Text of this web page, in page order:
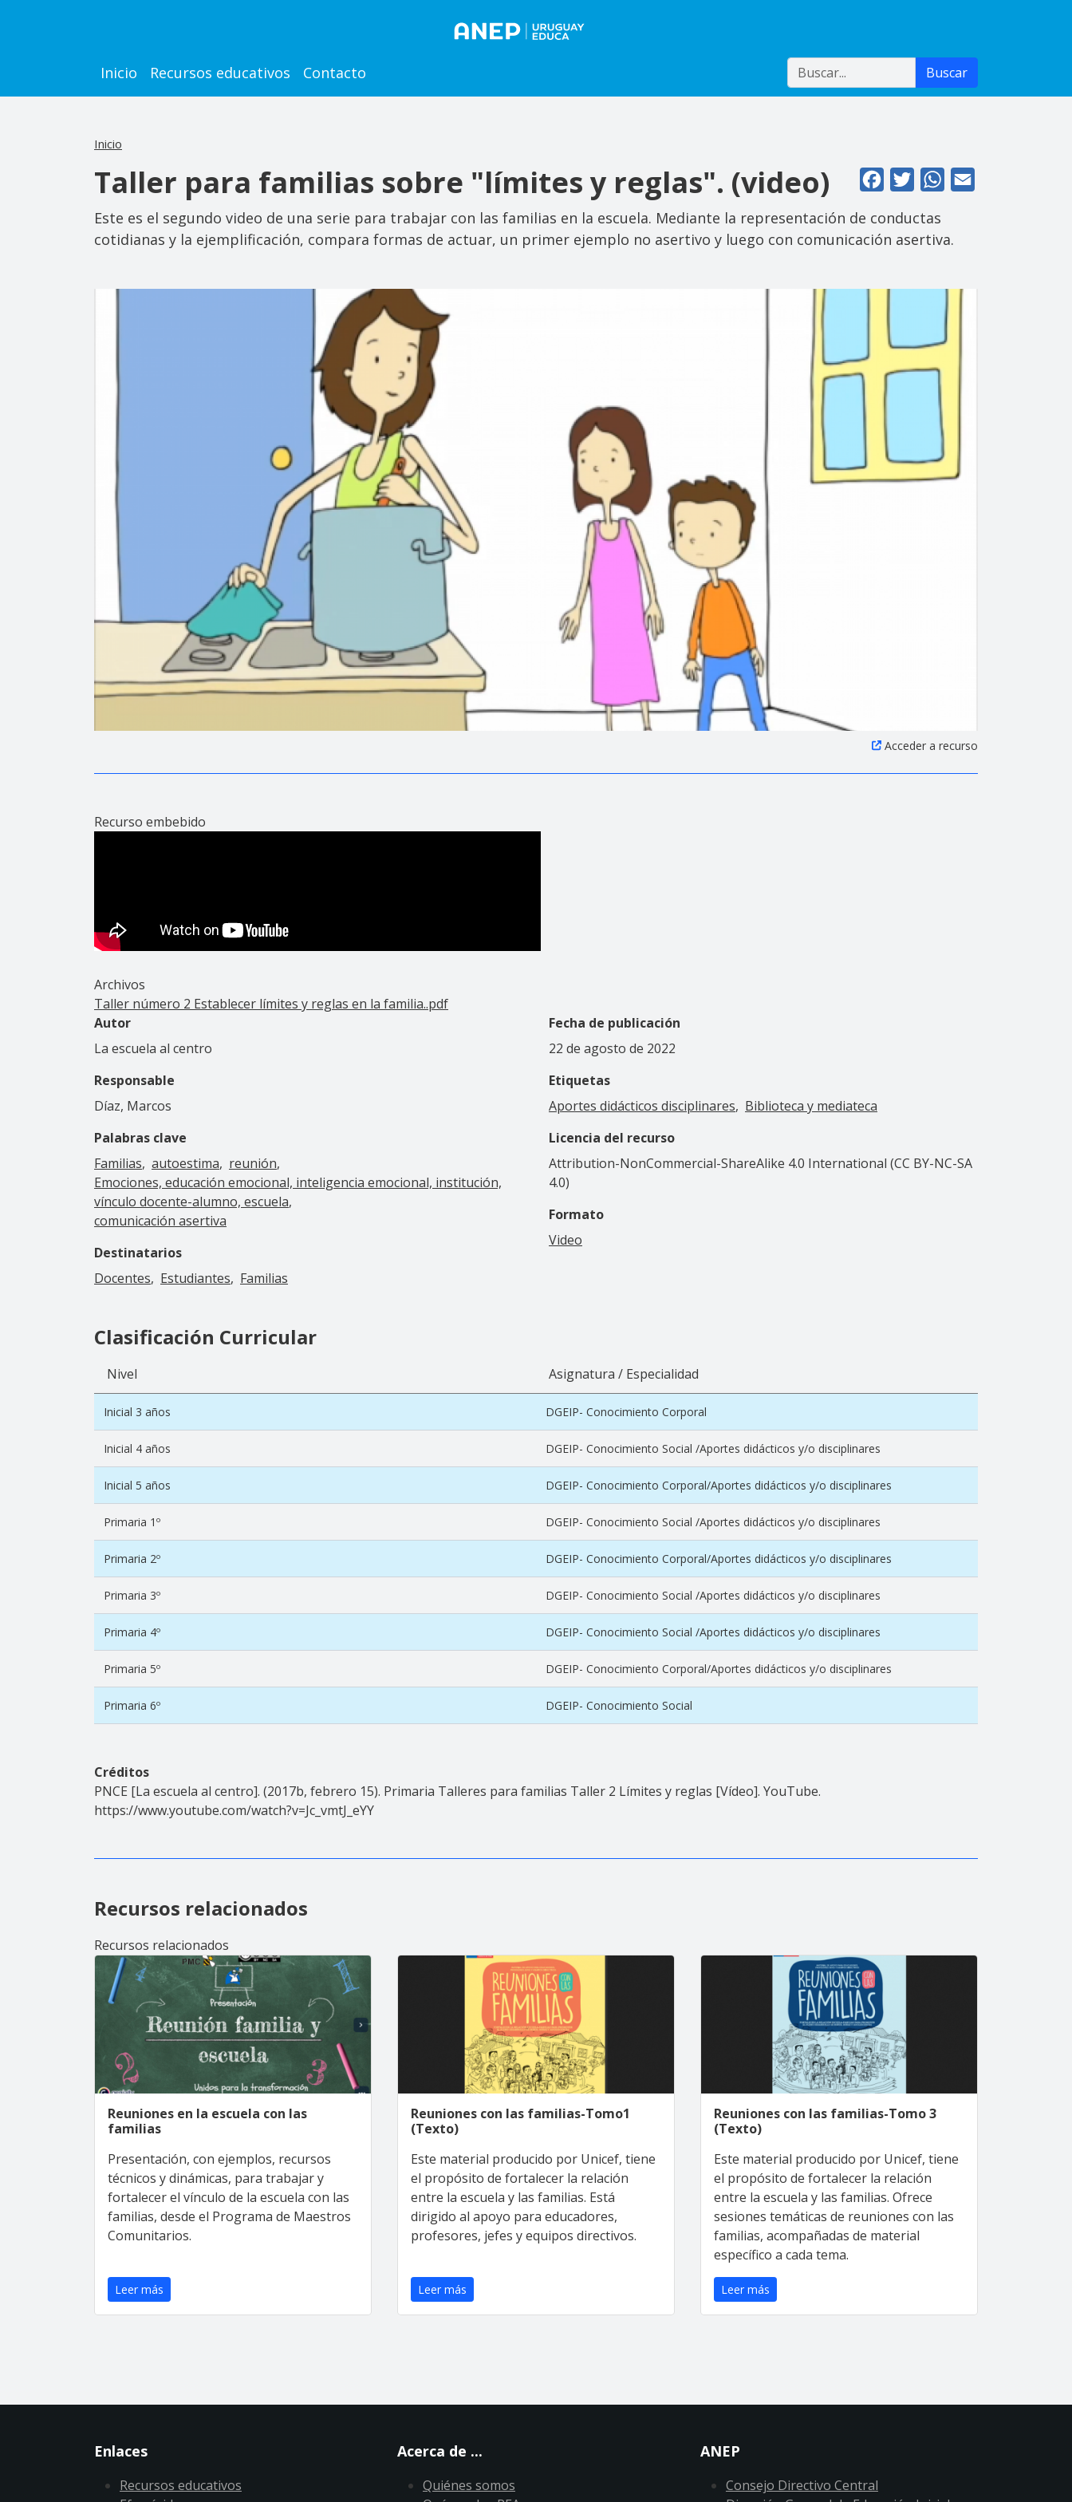
Main navigation
Inicio Recursos educativos Contacto Buscar Buscar
Inicio
FacebookTwitterWhatsApp
Taller para familias sobre "límites y reglas". (video)
Este es el segundo video de una serie para trabajar con las familias en la escuela. Mediante la representación de conductas
cotidianas y la ejemplificación, compara formas de actuar, un primer ejemplo no asertivo y luego con comunicación asertiva.
Acceder a recurso
Recurso embebido
Archivos
Taller número 2 Establecer límites y reglas en la familia..pdf
Autor
La escuela al centro
Responsable
Díaz, Marcos
Palabras clave
Familias autoestima
reunión
Emociones, educación emocional, inteligencia emocional, institución,
vínculo docente-alumno, escuela
comunicación asertiva
Destinatarios
Docentes
Estudiantes Familias
Fecha de publicación
22 de agosto de 2022
Etiquetas
Aportes didácticos disciplinares
Biblioteca y mediateca
Licencia del recurso
Attribution-NonCommercial-ShareAlike 4.0 International (CC BY-NC-SA
4.0)
Formato
Video
Clasificación Curricular
Nivel
Inicial 3 años
Inicial 4 años
Inicial 5 años
Primaria 1º
Primaria 2º
Primaria 3º
Primaria 4º
Primaria 5º
Primaria 6º
Asignatura / Especialidad
DGEIP- Conocimiento Corporal
DGEIP- Conocimiento Social /Aportes didácticos y/o disciplinares
DGEIP- Conocimiento Corporal/Aportes didácticos y/o disciplinares
DGEIP- Conocimiento Social /Aportes didácticos y/o disciplinares
DGEIP- Conocimiento Corporal/Aportes didácticos y/o disciplinares
DGEIP- Conocimiento Social /Aportes didácticos y/o disciplinares
DGEIP- Conocimiento Social /Aportes didácticos y/o disciplinares
DGEIP- Conocimiento Corporal/Aportes didácticos y/o disciplinares
DGEIP- Conocimiento Social
Créditos
PNCE [La escuela al centro]. (2017b, febrero 15). Primaria Talleres para familias Taller 2 Límites y reglas [Vídeo]. YouTube.
https://www.youtube.com/watch?v=Jc_vmtJ_eYY
Recursos relacionados
Recursos relacionados
Reuniones en la escuela con las
familias
Presentación, con ejemplos, recursos
técnicos y dinámicas, para trabajar y
fortalecer el vínculo de la escuela con las
familias, desde el Programa de Maestros
Comunitarios.
Leer más
Reuniones con las familias-Tomo1
(Texto)
Este material producido por Unicef, tiene
el propósito de fortalecer la relación
entre la escuela y las familias. Está
dirigido al apoyo para educadores,
profesores, jefes y equipos directivos.
Leer más
Reuniones con las familias-Tomo 3
(Texto)
Este material producido por Unicef, tiene
el propósito de fortalecer la relación
entre la escuela y las familias. Ofrece
sesiones temáticas de reuniones con las
familias, acompañadas de material
específico a cada tema.
Leer más
Enlaces
Recursos educativos
Acerca de ...
Quiénes somos
ANEP
Consejo Directivo Central